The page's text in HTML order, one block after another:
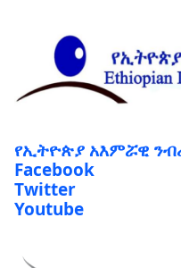
የኢትዮጵያ አእምሯዊ
Facebook
Twitter
Youtube